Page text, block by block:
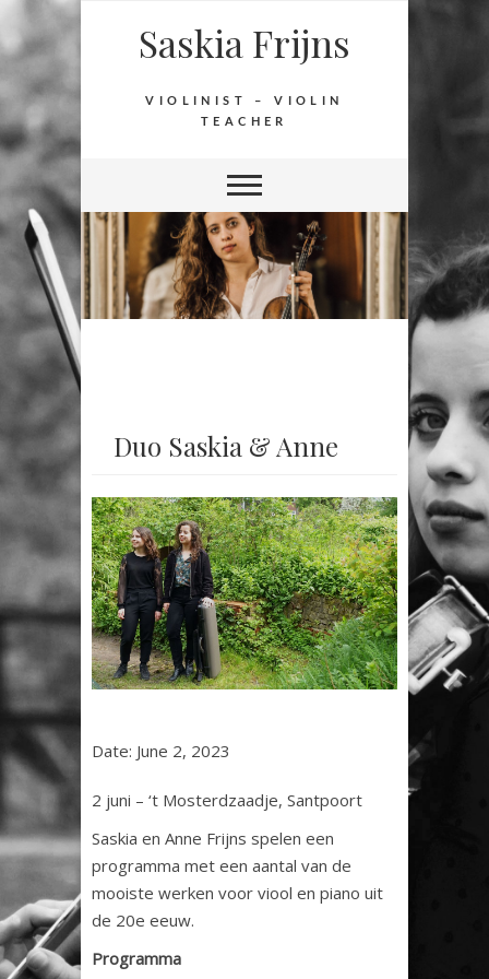
Saskia Frijns
VIOLINIST – VIOLIN
TEACHER
Duo Saskia & Anne
Date: June 2, 2023
2 juni – ‘t Mosterdzaadje, Santpoort
Saskia en Anne Frijns spelen een
programma met een aantal van de
mooiste werken voor viool en piano uit
de 20e eeuw.
Programma